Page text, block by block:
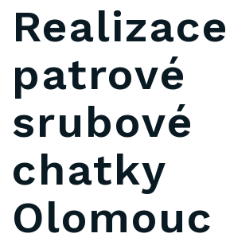
Realizace
patrové
srubové
chatky
Olomouc